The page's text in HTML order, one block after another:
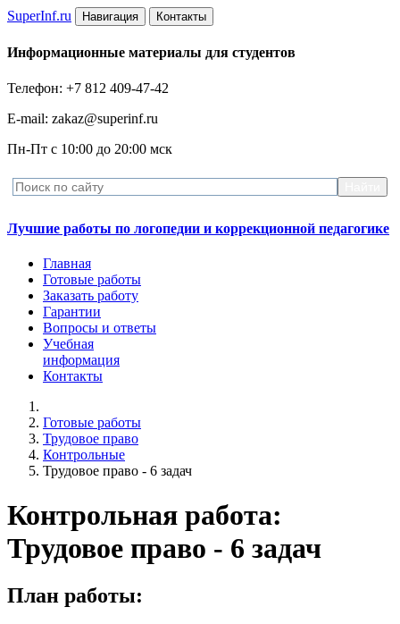
SuperInf.ru Навигация Контакты
Информационные материалы для студентов
Телефон: +7 812 409-47-42
E-mail: zakaz@superinf.ru
Пн-Пт с 10:00 до 20:00 мск
Лучшие работы по логопедии и коррекционной педагогике
Главная
Готовые работы
Заказать работу
Гарантии
Вопросы и ответы
Учебная
информация
Контакты
Готовые работы
Трудовое право
Контрольные
Трудовое право - 6 задач
Контрольная работа:
Трудовое право - 6 задач
План работы: